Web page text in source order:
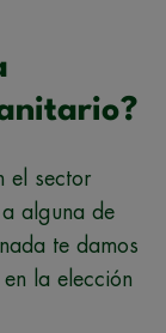
el sector
alguna de
te damos
la elección